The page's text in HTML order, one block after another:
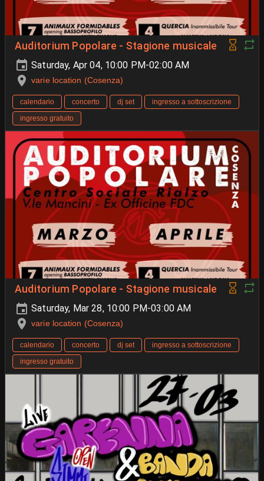
Auditorium Popolare - Stagione musicale
Saturday, Apr 04, 10:00 PM-02:00 AM
varie location (Cosenza)
calendario concerto dj set
ingresso a sottoscrizione
ingresso gratuito
Auditorium Popolare - Stagione musicale
Saturday, Mar 28, 10:00 PM-03:00 AM
varie location (Cosenza)
calendario concerto dj set
ingresso a sottoscrizione
ingresso gratuito